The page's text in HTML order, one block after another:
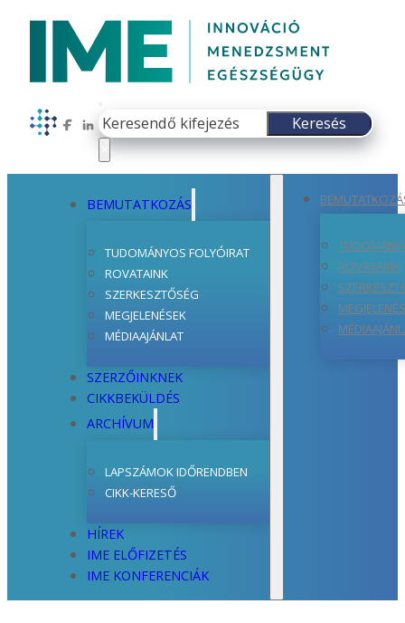
Follow us on Facebook
Follow us on LinkedIn
Keresés
Keresés
BEMUTATKOZÁS
TUDOMÁNYOS FOLYÓIRAT
ROVATAINK
SZERKESZTŐSÉG
MEGJELENÉSEK
MÉDIAAJÁNLAT
SZERZŐINKNEK
CIKKBEKÜLDÉS
ARCHÍVUM
LAPSZÁMOK IDŐRENDBEN
CIKK-KERESŐ
HÍREK
IME ELŐFIZETÉS
IME KONFERENCIÁK
ROVATAINK